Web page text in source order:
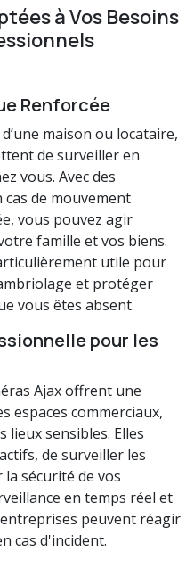
à Vos Besoins
Renforcée
maison ou locataire,
de surveiller en
vous. Avec des
de mouvement
vous pouvez agir
famille et vos biens.
utile pour
et protéger
vous êtes absent.
pour les
Ajax offrent une
espaces commerciaux,
sensibles. Elles
de surveiller les
sécurité de vos
en temps réel et
peuvent réagir
cas d'incident.